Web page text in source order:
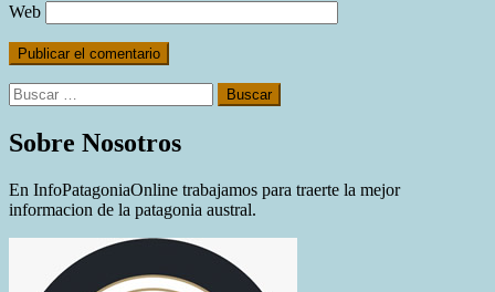
Web
Buscar:
Sobre Nosotros
En InfoPatagoniaOnline trabajamos para traerte la mejor
informacion de la patagonia austral.